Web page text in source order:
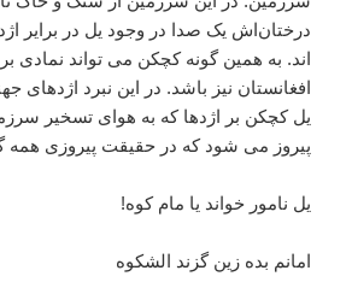
درختان‌اش یک صدا در وجود یل در برایر
اند. به همین گونه کچکن می تواند نمادی
افغانستان نیز باشد. در این نبرد اژدهای
یل کچکن بر اژدها که به هوای تسخیر
پیروز می شود که در حقیقت پیروزی
یل نامور خواند یا مام کوه!
امانم بده زین گزند الشکوه